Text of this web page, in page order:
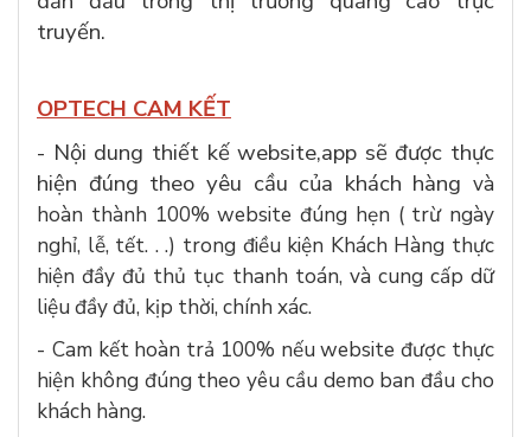
truyến.
OPTECH CAM KẾT
- Nội dung thiết kế website,app sẽ được thực
hiện đúng theo yêu cầu của khách hàng và
hoàn thành 100% website đúng hẹn ( trừ ngày
nghỉ, lễ, tết. . .) trong điều kiện Khách Hàng thực
hiện đầy đủ thủ tục thanh toán, và cung cấp dữ
liệu đầy đủ, kịp thời, chính xác.
- Cam kết hoàn trả 100% nếu website được thực
hiện không đúng theo yêu cầu demo ban đầu cho
khách hàng.